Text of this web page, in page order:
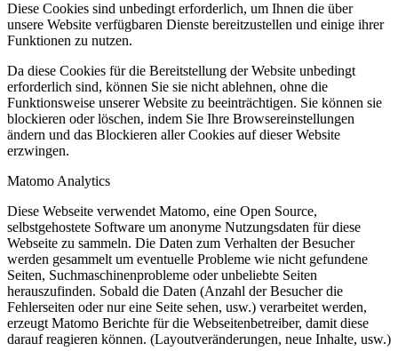
Diese Cookies sind unbedingt erforderlich, um Ihnen die über
unsere Website verfügbaren Dienste bereitzustellen und einige ihrer
Funktionen zu nutzen.
Da diese Cookies für die Bereitstellung der Website unbedingt
erforderlich sind, können Sie sie nicht ablehnen, ohne die
Funktionsweise unserer Website zu beeinträchtigen. Sie können sie
blockieren oder löschen, indem Sie Ihre Browsereinstellungen
ändern und das Blockieren aller Cookies auf dieser Website
erzwingen.
Matomo Analytics
Diese Webseite verwendet Matomo, eine Open Source,
selbstgehostete Software um anonyme Nutzungsdaten für diese
Webseite zu sammeln. Die Daten zum Verhalten der Besucher
werden gesammelt um eventuelle Probleme wie nicht gefundene
Seiten, Suchmaschinenprobleme oder unbeliebte Seiten
herauszufinden. Sobald die Daten (Anzahl der Besucher die
Fehlerseiten oder nur eine Seite sehen, usw.) verarbeitet werden,
erzeugt Matomo Berichte für die Webseitenbetreiber, damit diese
darauf reagieren können. (Layoutveränderungen, neue Inhalte, usw.)